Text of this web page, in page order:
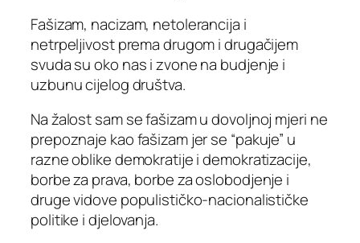
Fašizam, nacizam, netolerancija i
netrpeljivost prema drugom i drugačijem
svuda su oko nas i zvone na budjenje i
uzbunu cijelog društva.
Na žalost sam se fašizam u dovoljnoj mjeri ne
prepoznaje kao fašizam jer se “pakuje” u
razne oblike demokratije i demokratizacije,
borbe za prava, borbe za oslobodjenje i
druge vidove populističko-nacionalističke
politike i djelovanja.